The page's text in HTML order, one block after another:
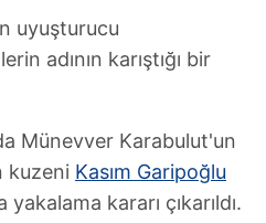
uyuşturucu
adının karıştığı bir
Münevver Karabulut'un
kuzeni Kasım Garipoğlu
kararı çıkarıldı.